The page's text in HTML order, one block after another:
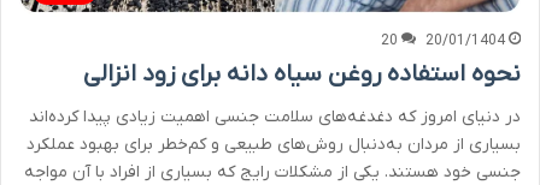
20/01/1404
20
نحوه استفاده روغن سیاه دانه برای زود انزالی
در دنیای امروز که دغدغه‌های سلامت جنسی اهمیت زیادی پیدا کرده‌اند
بسیاری از مردان به‌دنبال روش‌های طبیعی و کم‌خطر برای بهبود عملکرد
جنسی خود هستند. یکی از مشکلات رایج که بسیاری از افراد با آن مواجه